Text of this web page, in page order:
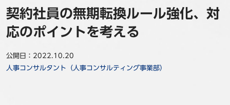
インサイト
コラム
調査レポート
契約社員の無期転換ルール強化、対
応のポイントを考える
公開日：2022.10.20
人事コンサルタント（人事コンサルティング事業部）